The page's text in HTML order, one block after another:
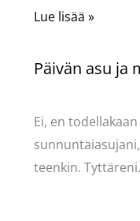
Lue lisää »
Päivän asu ja
Ei, en
teenkin.